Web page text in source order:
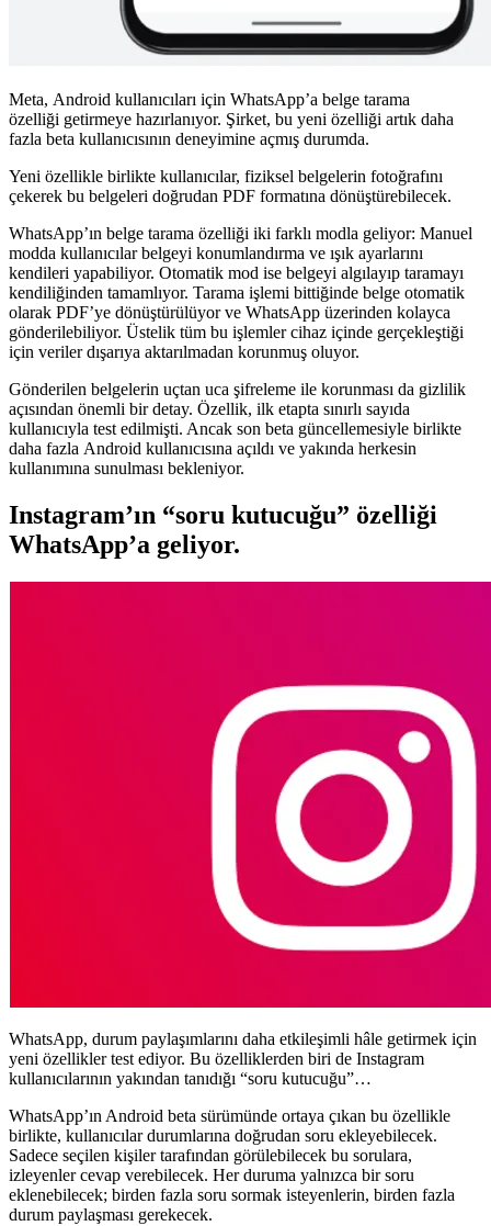
Meta, Android kullanıcıları için WhatsApp’a belge tarama
özelliği getirmeye hazırlanıyor. Şirket, bu yeni özelliği artık daha
fazla beta kullanıcısının deneyimine açmış durumda.
Yeni özellikle birlikte kullanıcılar, fiziksel belgelerin fotoğrafını
çekerek bu belgeleri doğrudan PDF formatına dönüştürebilecek.
WhatsApp’ın belge tarama özelliği iki farklı modla geliyor: Manuel
modda kullanıcılar belgeyi konumlandırma ve ışık ayarlarını
kendileri yapabiliyor. Otomatik mod ise belgeyi algılayıp taramayı
kendiliğinden tamamlıyor. Tarama işlemi bittiğinde belge otomatik
olarak PDF’ye dönüştürülüyor ve WhatsApp üzerinden kolayca
gönderilebiliyor. Üstelik tüm bu işlemler cihaz içinde gerçekleştiği
için veriler dışarıya aktarılmadan korunmuş oluyor.
Gönderilen belgelerin uçtan uca şifreleme ile korunması da gizlilik
açısından önemli bir detay. Özellik, ilk etapta sınırlı sayıda
kullanıcıyla test edilmişti. Ancak son beta güncellemesiyle birlikte
daha fazla Android kullanıcısına açıldı ve yakında herkesin
kullanımına sunulması bekleniyor.
Instagram’ın “soru kutucuğu” özelliği
WhatsApp’a geliyor.
WhatsApp, durum paylaşımlarını daha etkileşimli hâle getirmek için
yeni özellikler test ediyor. Bu özelliklerden biri de Instagram
kullanıcılarının yakından tanıdığı “soru kutucuğu”…
WhatsApp’ın Android beta sürümünde ortaya çıkan bu özellikle
birlikte, kullanıcılar durumlarına doğrudan soru ekleyebilecek.
Sadece seçilen kişiler tarafından görülebilecek bu sorulara,
izleyenler cevap verebilecek. Her duruma yalnızca bir soru
eklenebilecek; birden fazla soru sormak isteyenlerin, birden fazla
durum paylaşması gerekecek.